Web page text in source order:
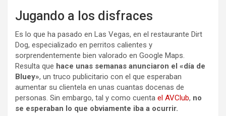
Jugando a los disfraces
Es lo que ha pasado en Las Vegas, en el restaurante Dirt
Dog, especializado en perritos calientes y
sorprendentemente bien valorado en Google Maps.
Resulta que hace unas semanas anunciaron el «día de
Bluey», un truco publicitario con el que esperaban
aumentar su clientela en unas cuantas docenas de
personas. Sin embargo, tal y como cuenta el AVClub, no
se esperaban lo que obviamente iba a ocurrir.